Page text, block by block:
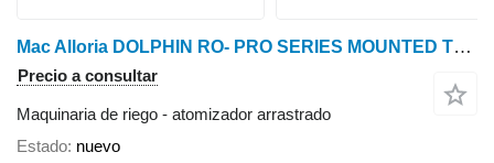
Mac Alloria DOLPHIN RO- PRO SERIES MOUNTED TYPE TURBO ATOMIZER
Precio a consultar
Maquinaria de riego - atomizador arrastrado
Estado nuevo